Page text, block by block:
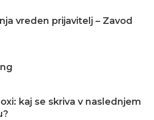
vreden prijavitelj – Zavod
kaj se skriva v naslednjem